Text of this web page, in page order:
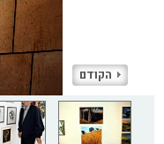
הקודם